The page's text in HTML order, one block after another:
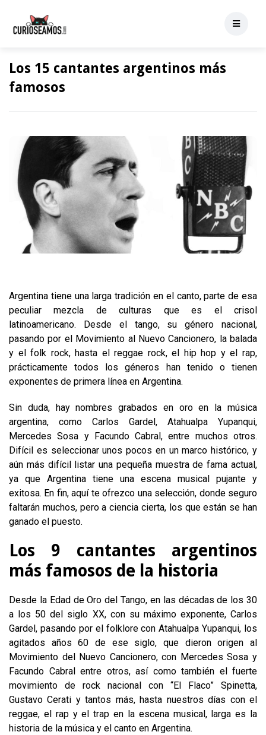
Los 15 cantantes argentinos más
famosos
Argentina tiene una larga tradición en el canto, parte de esa
peculiar mezcla de culturas que es el crisol
latinoamericano. Desde el tango, su género nacional,
pasando por el Movimiento al Nuevo Cancionero, la balada
y el folk rock, hasta el reggae rock, el hip hop y el rap,
prácticamente todos los géneros han tenido o tienen
exponentes de primera línea en Argentina.
Sin duda, hay nombres grabados en oro en la música
argentina, como Carlos Gardel, Atahualpa Yupanqui,
Mercedes Sosa y Facundo Cabral, entre muchos otros.
Difícil es seleccionar unos pocos en un marco histórico, y
aún más difícil listar una pequeña muestra de fama actual,
ya que Argentina tiene una escena musical pujante y
exitosa. En fin, aquí te ofrezco una selección, donde seguro
faltarán muchos, pero a ciencia cierta, los que están se han
ganado el puesto.
Los 9 cantantes argentinos
más famosos de la historia
Desde la Edad de Oro del Tango, en las décadas de los 30
a los 50 del siglo XX, con su máximo exponente, Carlos
Gardel, pasando por el folklore con Atahualpa Yupanqui, los
agitados años 60 de ese siglo, que dieron origen al
Movimiento del Nuevo Cancionero, con Mercedes Sosa y
Facundo Cabral entre otros, así como también el fuerte
movimiento de rock nacional con “El Flaco” Spinetta,
Gustavo Cerati y tantos más, hasta nuestros días con el
reggae, el rap y el trap en la escena musical, larga es la
historia de la música y el canto en Argentina.